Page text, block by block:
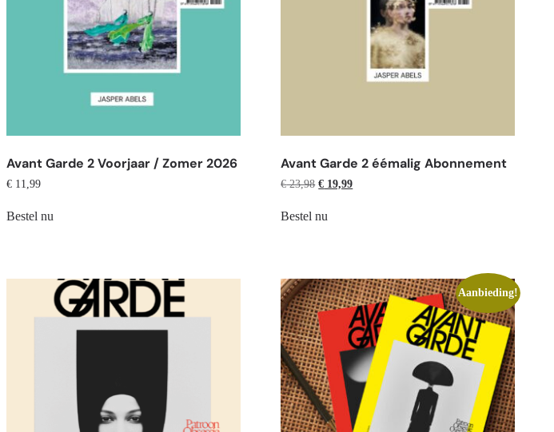
Avant Garde 2 Voorjaar / Zomer 2026
€ 11,99
Bestel nu
Avant Garde 2 éémalig Abonnement
€23,98 € 19,99
Bestel nu
Aanbieding!